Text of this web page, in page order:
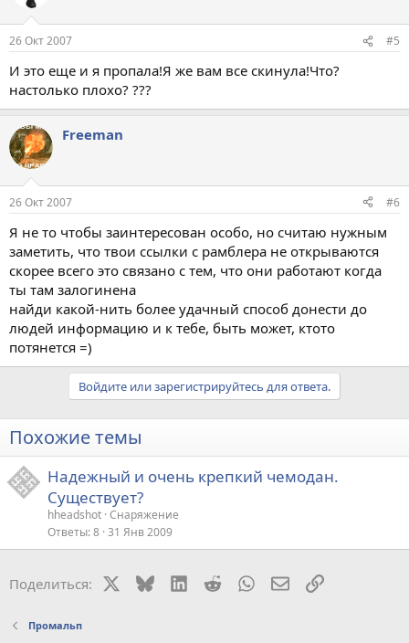
26 Окт 2007 #5
И это еще и я пропала!Я же вам все скинула!Что?
настолько плохо? ???
Freeman
26 Окт 2007 #6
Я не то чтобы заинтересован особо, но считаю нужным
заметить, что твои ссылки с рамблера не открываются
скорее всего это связано с тем, что они работают когда
ты там залогинена
найди какой-нить более удачный способ донести до
людей информацию и к тебе, быть может, ктото
потянется =)
Войдите или зарегистрируйтесь для ответа.
Похожие темы
Надежный и очень крепкий чемодан.
Существует?
hheadshot Снаряжение
Ответы 8 31 Янв 2009
Поделиться: BlueskyLinkedIn
RedditWhatsAppЭлектронная
Ссылка
Промальп